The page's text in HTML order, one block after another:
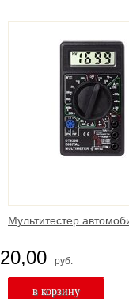
Мультитестер
20,00 руб.